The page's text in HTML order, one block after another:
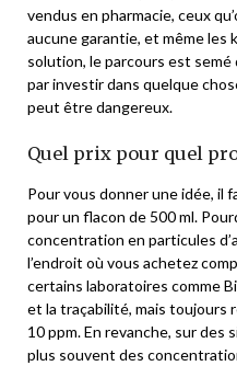
vendus en pharmacie, ceux
aucune garantie, et même les
solution, le parcours est semé
par investir dans quelque
peut être dangereux.
Quel prix pour quel
Pour vous donner une idée, il
pour un flacon de 500 ml.
concentration en particules
l’endroit où vous achetez
certains laboratoires comme
et la traçabilité, mais toujours
10 ppm. En revanche, sur des
plus souvent des